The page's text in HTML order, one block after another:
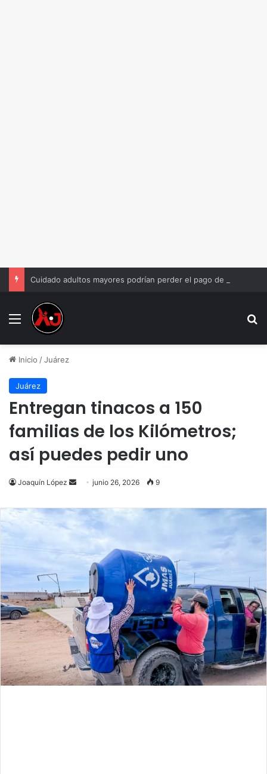
Menu
Inicio /Juárez
Juárez
Entregan tinacos a 150
familias de los Kilómetros;
así puedes pedir uno
Joaquín López
Send
email
junio 26, 2026 9